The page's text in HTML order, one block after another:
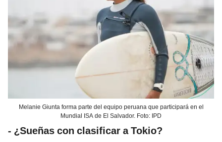
Melanie Giunta forma parte del equipo peruana que participará en el
Mundial ISA de El Salvador. Foto: IPD
- ¿Sueñas con clasificar a Tokio?